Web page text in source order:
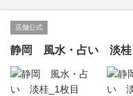
店舗公式
静岡 風水・占い 淡桂